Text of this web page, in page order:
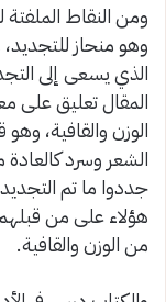
ومن النقاط
وهو منحاز
الذي يسعى إلى
المقال تعليق على
الوزن والقافية،
الشعر وسرد
جددوا ما تم
هؤلاء على من
من الوزن والقافية.